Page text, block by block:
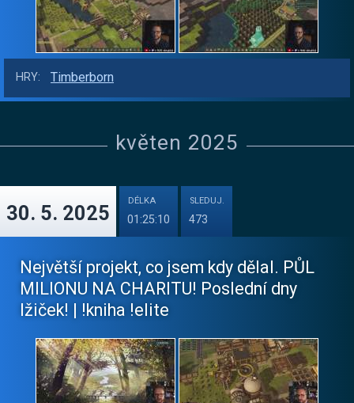
HRY: Timberborn
květen 2025
30. 5. 2025
DÉLKA
01:25:10
SLEDUJ.
473
Největší projekt, co jsem kdy dělal. PŮL
MILIONU NA CHARITU! Poslední dny
lžiček! | !kniha !elite